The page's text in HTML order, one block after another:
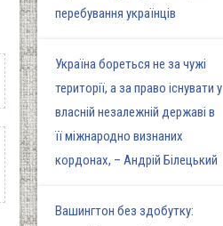
перебування українців
Україна бореться не за чужі
території, а за право існувати у
власній незалежній державі в
її міжнародно визнаних
кордонах, – Андрій Білецький
Вашингтон без здобутку: